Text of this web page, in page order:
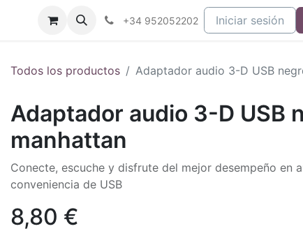
+34 952052202 Iniciar sesión
Todos los productos Adaptador audio 3-D USB
Adaptador audio 3-D USB
manhattan
Conecte, escuche y disfrute del mejor desempeño en
conveniencia de USB
8,80 €